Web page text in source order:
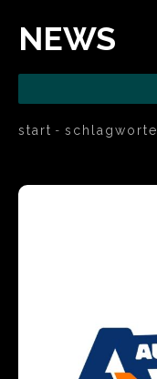
NEWS
start schlagworte